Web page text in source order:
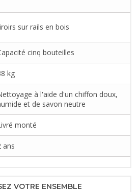
sur rails en bois
cinq bouteilles
kg
à l'aide d'un chiffon doux,
et de savon neutre
monté
ans
VOTRE ENSEMBLE